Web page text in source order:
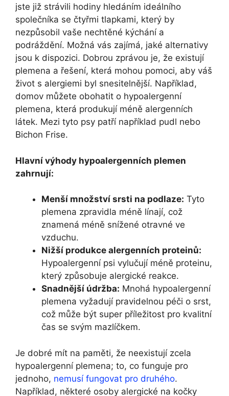
jste již strávili hodiny hledáním ⁤ideálního
společníka se čtyřmi tlapkami, který​ by
nezpůsobil vaše nechtěné​ kýchání a
⁤podráždění. Možná vás zajímá, jaké alternativy
‍jsou k ⁣dispozici. Dobrou zprávou je, že ‌existují
plemena a ‍řešení, která mohou pomoci, aby váš
život s alergiemi‍ byl snesitelnější. Například,
domov můžete obohatit o​ hypoalergenní
plemena, která produkují ⁤méně⁢ alergenních
látek. Mezi tyto⁢ psy patří například ‌pudl nebo
Bichon​ Frise.
Hlavní výhody hypoalergenních⁣ plemen
‍zahrnují:
Menší množství srsti na podlaze: Tyto
plemena ⁤zpravidla ‍méně línají, což⁢
znamená méně⁣ snížené otravné ve
vzduchu.
Nižší ⁤produkce alergenních ‍proteinů:
Hypoalergenní psi vylučují méně proteinu,
který způsobuje ‍alergické reakce.
Snadnější údržba: Mnohá ‍hypoalergenní
plemena vyžadují pravidelnou péči o‍ srst,
což může být super ​příležitost pro‍ kvalitní
čas se svým mazlíčkem.
Je dobré mít na paměti, že ⁢neexistují zcela
hypoalergenní ⁢plemena; to, co funguje pro
jednoho, nemusí fungovat pro druhého.
Například, některé osoby alergické na kočky